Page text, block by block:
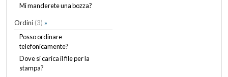
Mi manderete una bozza?
Ordini (3) »
Posso ordinare
telefonicamente?
Dove si carica il file per la
stampa?